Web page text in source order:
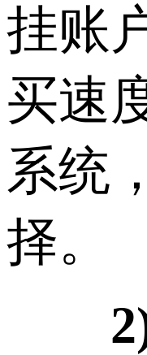
挂账
买速
系统
择。
2)